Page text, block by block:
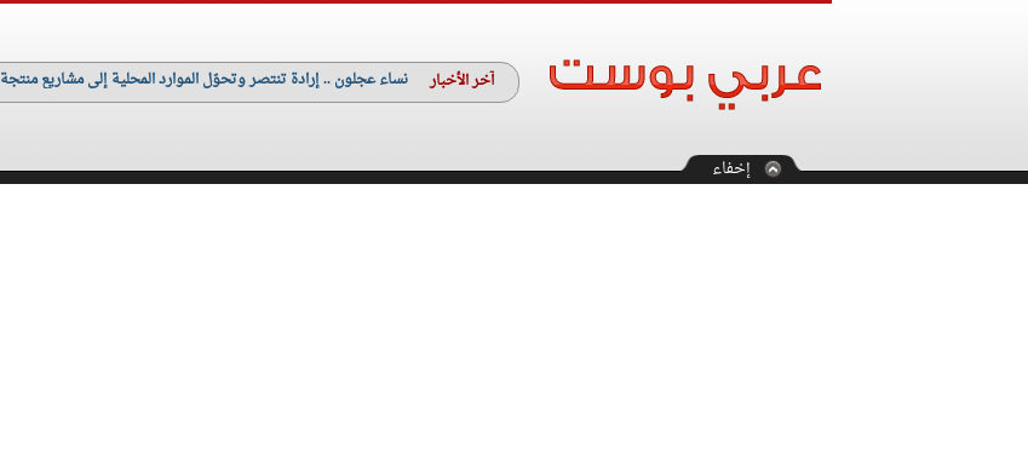
إخفاء
آخر الأخبار نساء عجلون .. إرادة تنتصر وتحوّل الموارد المحلية إلى مشاريع منتجة